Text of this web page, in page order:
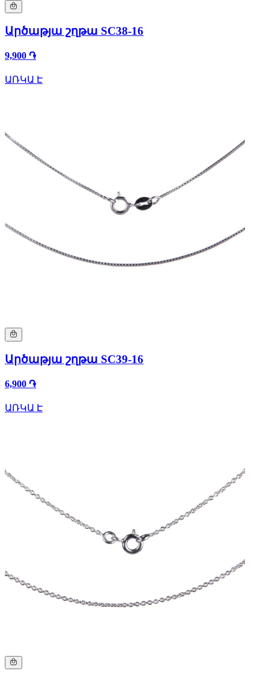
Արծաթյա շղթա SC38-16
9,900 ֏
ԱՌԿԱ Է
Արծաթյա շղթա SC39-16
6,900 ֏
ԱՌԿԱ Է